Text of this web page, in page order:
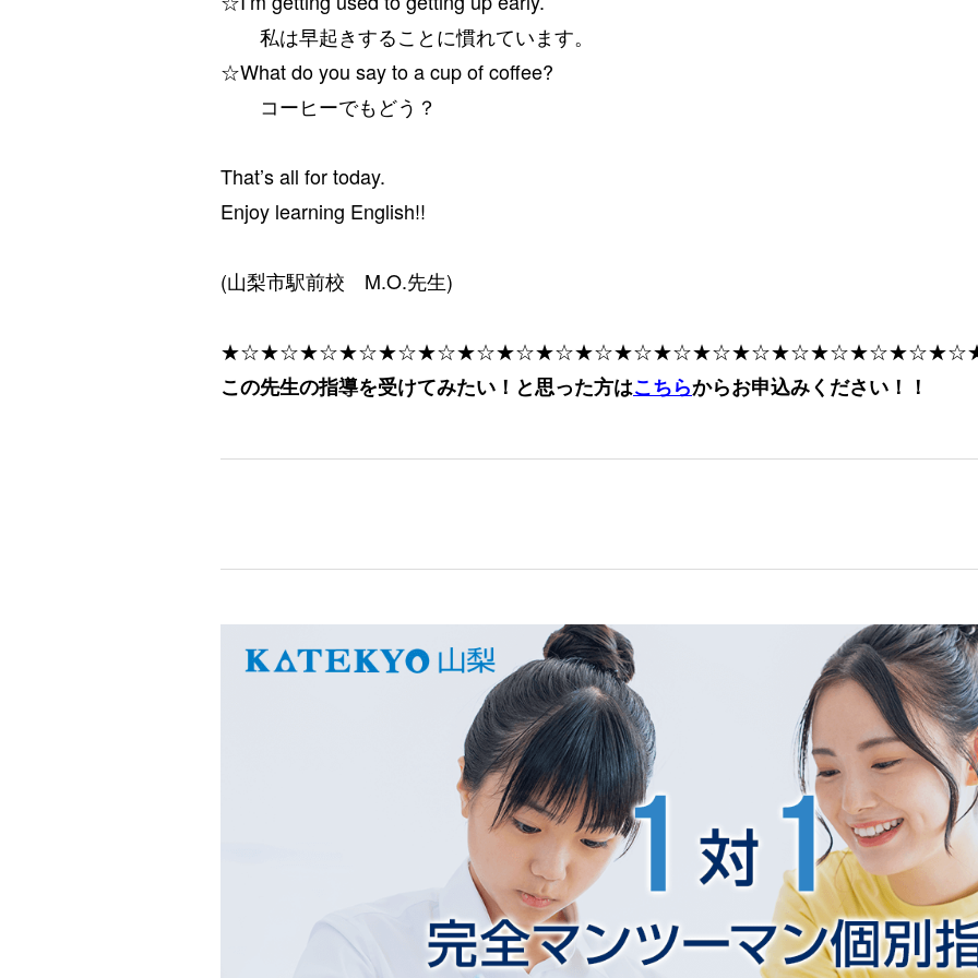
私は早起きすることに慣れています。
☆What do you say to a cup of coffee?
コーヒーでもどう？
That’s all for today.
Enjoy learning English!!
(山梨市駅前校 M.O.先生)
この先生の指導を受けてみたい！と思った方はこちらからお申込みください！！